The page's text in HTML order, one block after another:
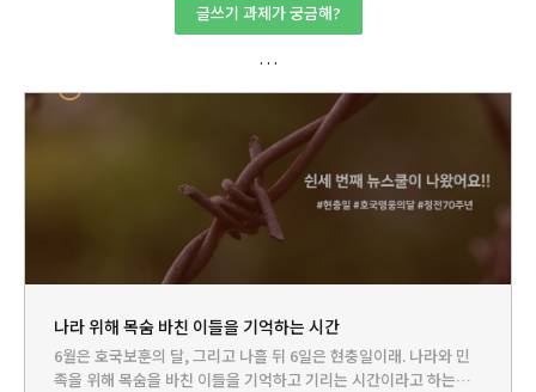
글쓰기 과제가 궁금해?
나라 위해 목숨 바친 이들을 기억하는 시간
6월은 호국보훈의 달, 그리고 나흘 뒤 6일은 현충일이래. 나라와 민
족을 위해 목숨을 바친 이들을 기억하고 기리는 시간이라고 하는데